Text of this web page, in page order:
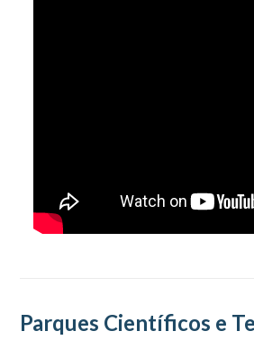
Parques Científicos e